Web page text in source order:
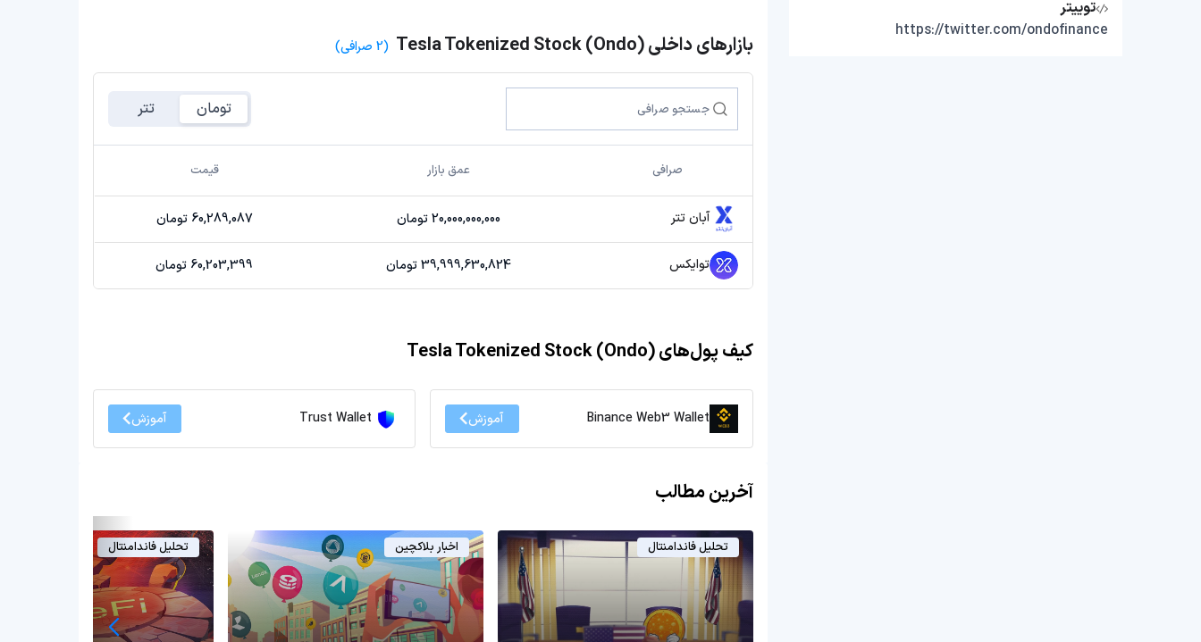
توییتر
https://twitter.com/ondofinance
بازارهای داخلی Tesla Tokenized Stock (Ondo) (2 صرافی)
تومان تتر
صرافی عمق بازار قیمت
آبان تتر 20,000,000,000 تومان 60,289,087 تومان
توایکس 39,999,630,824 تومان 60,203,399 تومان
کیف پول‌های Tesla Tokenized Stock (Ondo)
Binance Web3 Wallet آموزش Trust Wallet آموزش
آخرین مطالب
تحلیل فاندامنتال اخبار بلاکچین تحلیل فاندامنتال